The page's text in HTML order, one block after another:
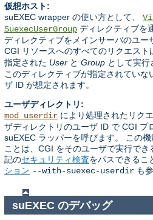
仮想ホスト:
suEXEC wrapper の使い方として、
SuexecUserGroup ディレクティブを
ディレクティブをメインサーバのユー
CGI リソースへのすべてのリクエスト
指定された User と Group として実行
このディレクティブが指定されてい
ザ ID が想定されます。
ユーザディレクトリ:
mod_userdir により処理されたリク
ザディレクトリのユーザ ID で CGI プ
suEXEC ラッパーを呼びます。 この
ことは、CGI をそのユーザで実行で
記のセキュリティ検査をパスできるこ
ション --with-suexec-userdir も
suEXEC のデバッグ